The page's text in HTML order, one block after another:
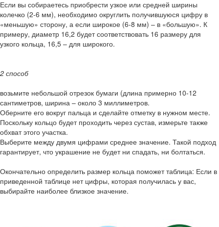
Если вы собираетесь приобрести узкое или средней ширины
колечко (2-6 мм), необходимо округлить получившуюся цифру в
«меньшую» сторону, а если широкое (6-8 мм) – в «большую». К
примеру, диаметр 16,2 будет соответствовать 16 размеру для
узкого кольца, 16,5 – для широкого.
2 способ
возьмите небольшой отрезок бумаги (длина примерно 10-12
сантиметров, ширина – около 3 миллиметров.
Оберните его вокруг пальца и сделайте отметку в нужном месте.
Поскольку кольцо будет проходить через сустав, измерьте также
обхват этого участка.
Выберите между двумя цифрами среднее значение. Такой подход
гарантирует, что украшение не будет ни спадать, ни болтаться.
Окончательно определить размер кольца поможет таблица: Если в
приведенной таблице нет цифры, которая получилась у вас,
выбирайте наиболее близкое значение.